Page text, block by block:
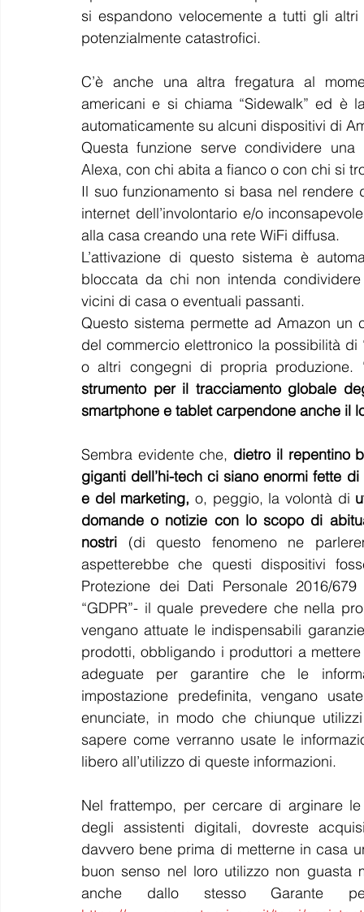
si espandono velocemente a tutti gli
potenzialmente catastrofici.
C’è anche una altra fregatura al
americani e si chiama “Sidewalk” ed è
automaticamente su alcuni dispositivi di
Questa funzione serve condividere
Alexa, con chi abita a fianco o con chi si
Il suo funzionamento si basa nel
internet dell’involontario e/o
alla casa creando una rete WiFi diffusa.
L’attivazione di questo sistema è
bloccata da chi non intenda
vicini di casa o eventuali passanti.
Questo sistema permette ad Amazon
del commercio elettronico la possibilità
o altri congegni di propria produzione.
strumento per il tracciamento globale
smartphone e tablet carpendone anche il
Sembra evidente che, dietro il repentino
giganti dell’hi-tech ci siano enormi fette
e del marketing, o, peggio, la volontà di
domande o notizie con lo scopo di
nostri (di questo fenomeno ne
aspetterebbe che questi dispositivi
Protezione dei Dati Personale 2016/
“GDPR”- il quale prevedere che nella
vengano attuate le indispensabili
prodotti, obbligando i produttori a
adeguate per garantire che le
impostazione predefinita, vengano
enunciate, in modo che chiunque
sapere come verranno usate le
libero all’utilizzo di queste informazioni.
Nel frattempo, per cercare di arginare
degli assistenti digitali, dovreste
davvero bene prima di metterne in casa
buon senso nel loro utilizzo non guasta